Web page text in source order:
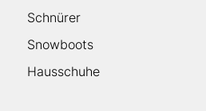
Schnürer
Snowboots
Hausschuhe